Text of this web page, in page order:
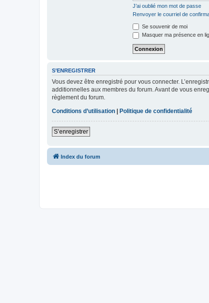
J’ai oublié mon mot de passe
Renvoyer le courriel de
Se souvenir de moi
Masquer ma présence en
S’ENREGISTRER
Vous devez être enregistré pour vous connecter.
additionnelles aux membres du forum. Avant de vous
règlement du forum.
Conditions d’utilisation
Politique de confidentialité
S’enregistrer
Index du forum